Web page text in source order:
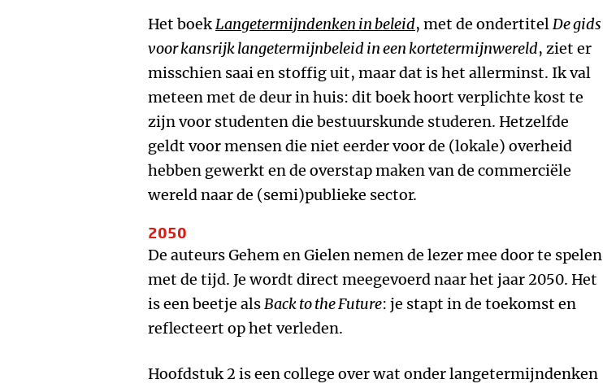
Het boekLangetermijndenken in beleid, met de ondertitelDe gids
voor kansrijk langetermijnbeleid in een kortetermijnwereld, ziet er
misschien saai en stoffig uit, maar dat is het allerminst. Ik val
meteen met de deur in huis: dit boek hoort verplichte kost te
zijn voor studenten die bestuurskunde studeren. Hetzelfde
geldt voor mensen die niet eerder voor de (lokale) overheid
hebben gewerkt en de overstap maken van de commerciële
wereld naar de (semi)publieke sector.
2050
De auteurs Gehem en Gielen nemen de lezer mee door te spelen
met de tijd. Je wordt direct meegevoerd naar het jaar 2050. Het
is een beetje alsBack to the Future: je stapt in de toekomst en
reflecteert op het verleden.
Hoofdstuk 2 is een college over wat onder langetermijndenken